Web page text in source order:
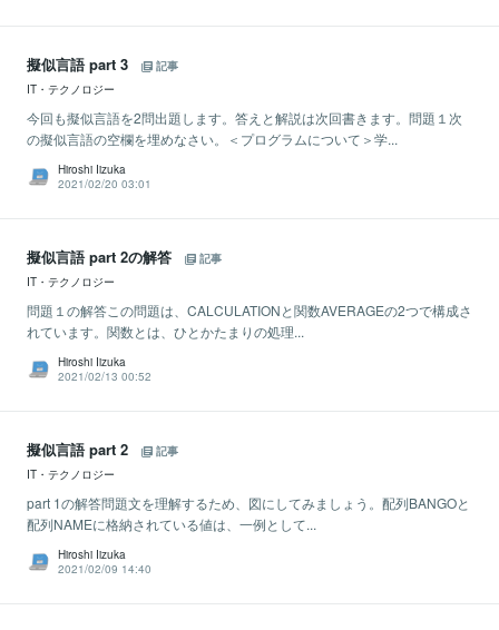
擬似言語 part 3
記事
IT・テクノロジー
今回も擬似言語を2問出題します。答えと解説は次回書きます。問題１次
の擬似言語の空欄を埋めなさい。＜プログラムについて＞学...
Hiroshi Iizuka
2021/02/20 03:01
擬似言語 part 2の解答
記事
IT・テクノロジー
問題１の解答この問題は、CALCULATIONと関数AVERAGEの2つで構成さ
れています。関数とは、ひとかたまりの処理...
Hiroshi Iizuka
2021/02/13 00:52
擬似言語 part 2
記事
IT・テクノロジー
part 1の解答問題文を理解するため、図にしてみましょう。配列BANGOと
配列NAMEに格納されている値は、一例として...
Hiroshi Iizuka
2021/02/09 14:40